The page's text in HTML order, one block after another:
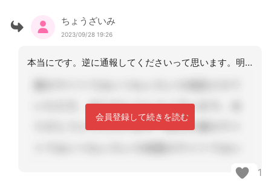
ちょうざいみ
2023/09/28 19:26
本当にです。逆に通報してくださいって思います。明日、進捗状況を投稿しますね。
会員登録して続きを読む
1